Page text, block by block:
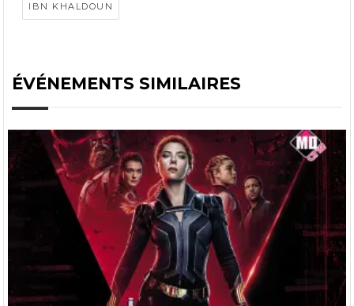
IBN KHALDOUN
ÉVÉNEMENTS SIMILAIRES